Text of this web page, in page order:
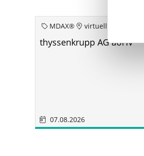
MDAX® virtuell
thyssenkrupp AG aoHV
07.08.2026